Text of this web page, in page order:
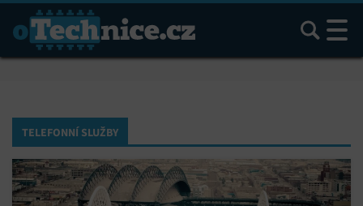
Hledat
TELEFONNÍ SLUŽBY